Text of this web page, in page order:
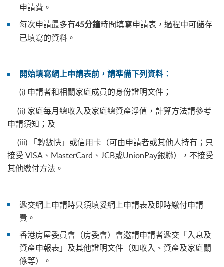
申請費。
每次申請最多有45分鐘時間填寫申請表，過程中可儲存
已填寫的資料。
開始填寫網上申請表前，請準備下列資料：
(i) 申請者和相關家庭成員的身份證明文件；
(ii) 家庭每月總收入及家庭總資產淨值，計算方法請參考
申請須知；及
(iii)
「轉數快」 或信用卡 （可由申請者或其他人持有；只
接受 VISA、MasterCard、JCB或UnionPay銀聯），不接受
其他繳付方法。
遞交網上申請時只須填妥網上申請表及即時繳付申請
費。
香港房屋委員會（房委會）會邀請申請者遞交「入息及
資產申報表」及其他證明文件（如收入、資產及家庭關
係等）。